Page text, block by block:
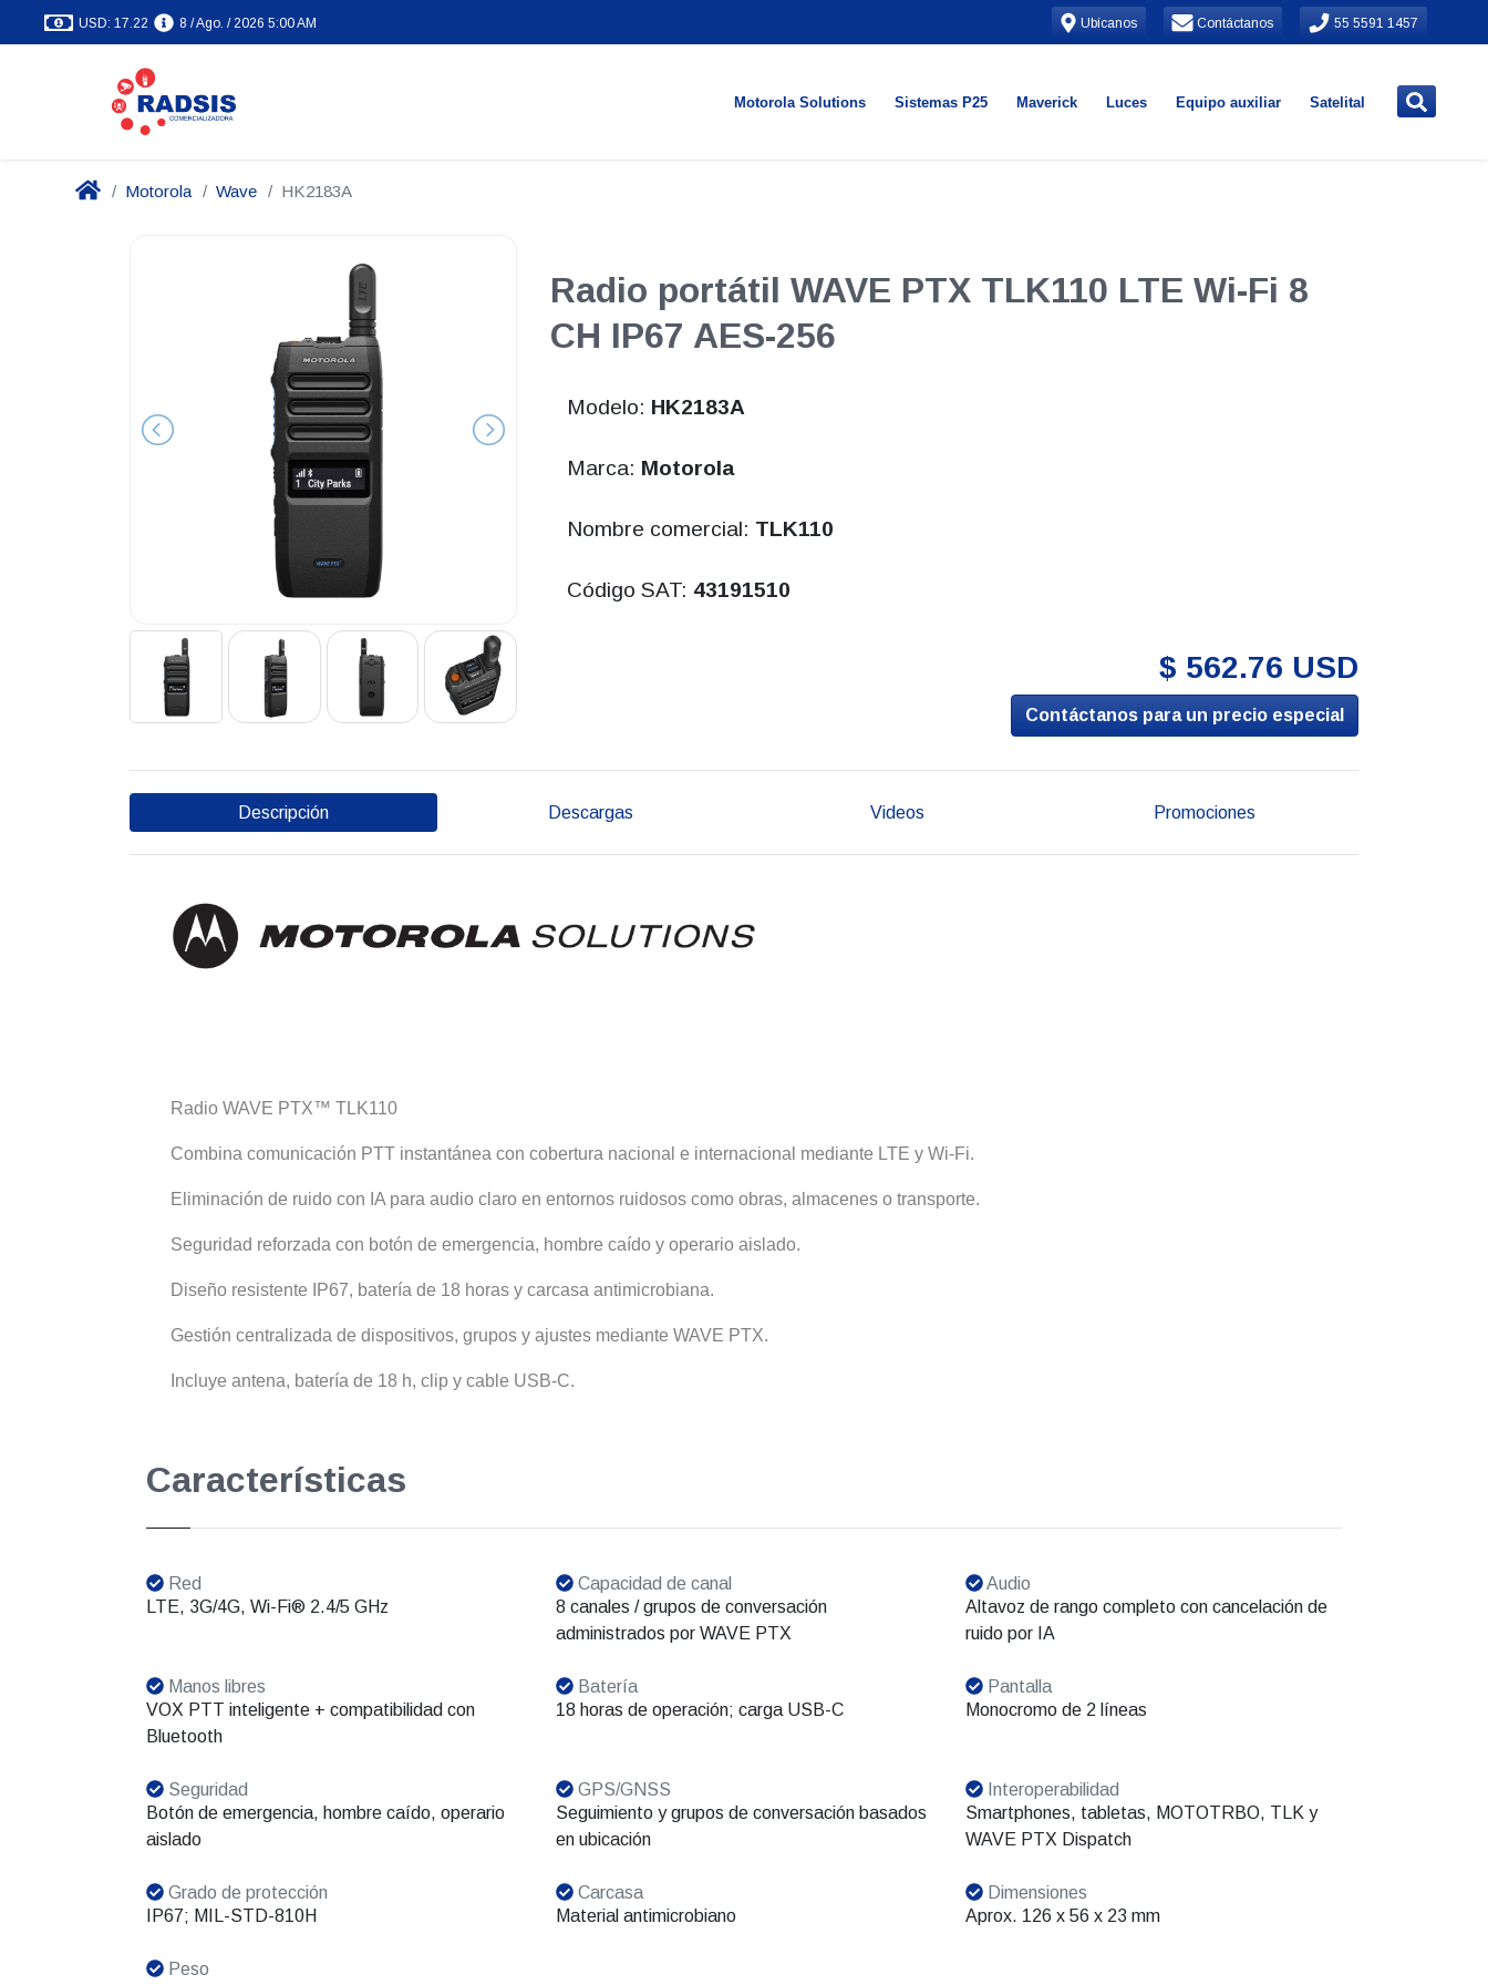
USD: 17.22 8 / Ago. / 2026 5:00 AM Ubícanos Contáctanos 55 5591 1457
Motorola Solutions Sistemas P25 Maverick Luces Equipo auxiliar Satelital
Motorola Wave HK2183A
Radio portátil WAVE PTX TLK110 LTE Wi-Fi 8
CH IP67 AES-256
Modelo: HK2183A
Marca: Motorola
Nombre comercial: TLK110
Código SAT: 43191510
$ 562.76 USD
Contáctanos para un precio especial
Descripción Descargas Videos Promociones
Radio WAVE PTX™ TLK110
Combina comunicación PTT instantánea con cobertura nacional e internacional mediante LTE y Wi-Fi.
Eliminación de ruido con IA para audio claro en entornos ruidosos como obras, almacenes o transporte.
Seguridad reforzada con botón de emergencia, hombre caído y operario aislado.
Diseño resistente IP67, batería de 18 horas y carcasa antimicrobiana.
Gestión centralizada de dispositivos, grupos y ajustes mediante WAVE PTX.
Incluye antena, batería de 18 h, clip y cable USB-C.
Características
Red
LTE, 3G/4G, Wi-Fi® 2.4/5 GHz
Capacidad de canal
8 canales / grupos de conversación
administrados por WAVE PTX
Audio
Altavoz de rango completo con cancelación de
ruido por IA
Manos libres
VOX PTT inteligente + compatibilidad con
Bluetooth
Batería
18 horas de operación; carga USB-C
Pantalla
Monocromo de 2 líneas
Seguridad
Botón de emergencia, hombre caído, operario
aislado
GPS/GNSS
Seguimiento y grupos de conversación basados
en ubicación
Interoperabilidad
Smartphones, tabletas, MOTOTRBO, TLK y
WAVE PTX Dispatch
Grado de protección
IP67; MIL-STD-810H
Carcasa
Material antimicrobiano
Dimensiones
Aprox. 126 x 56 x 23 mm
Peso